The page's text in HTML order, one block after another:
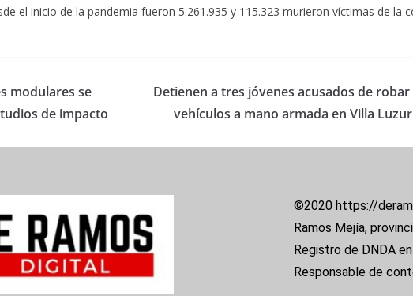
el inicio de la pandemia fueron 5.261.935 y 115.323 murieron víctimas de la
modulares se
de impacto
Detienen a tres jóvenes acusados de
vehículos a mano armada en Villa
©2020 https://
Ramos Mejía,
Registro de DNDA
Responsable de